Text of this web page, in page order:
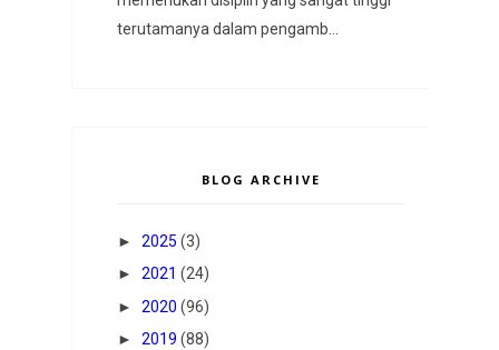
terutamanya dalam pengamb...
BLOG ARCHIVE
► 2025 (3)
► 2021 (24)
► 2020 (96)
► 2019 (88)